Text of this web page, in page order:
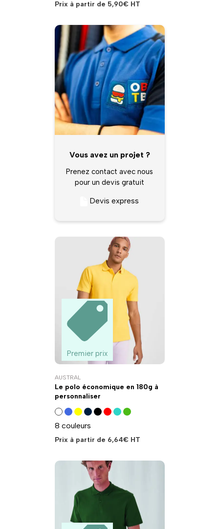
Prix à partir de 5,90€HT
Vous avez un projet ?
Prenez contact avec nous
pour un devis gratuit
Devis express
Premier prix
AUSTRAL
Le polo économique en 180g à
personnaliser
8 couleurs
Prix à partir de 6,64€HT